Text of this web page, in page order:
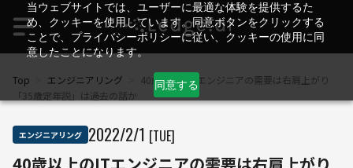
当ウェブサイトでは、ユーザーに最適な体験を提供するた
め、クッキーを使用しています。同意ボタンをクリックする
ことで、プライバシーポリシーに従い、クッキーの使用に同
意したことになります。
同意する
Top エンジニアリング
40歳以上のITエンジニアの需要は右肩上がり
「35歳定年説」は過去の話か
エンジニアリング 2022/2/1 [TUE]